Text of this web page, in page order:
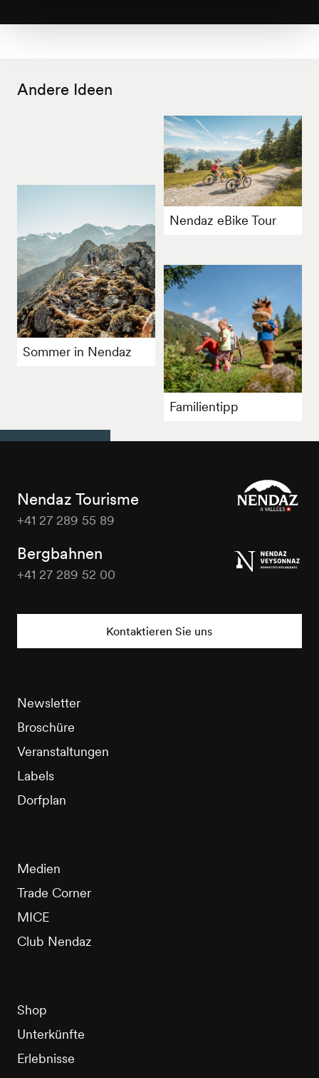
Andere Ideen
Nendaz eBike Tour
Sommer in Nendaz
Familientipp
Nendaz Tourisme
+41 27 289 55 89
Bergbahnen
+41 27 289 52 00
Kontaktieren Sie uns
Newsletter
Broschüre
Veranstaltungen
Labels
Dorfplan
Medien
Trade Corner
MICE
Club Nendaz
Shop
Unterkünfte
Erlebnisse